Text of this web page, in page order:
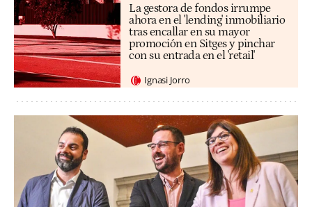
La gestora de fondos irrumpe
ahora en el 'lending' inmobiliario
tras encallar en su mayor
promoción en Sitges y pinchar
con su entrada en el 'retail'
Ignasi Jorro